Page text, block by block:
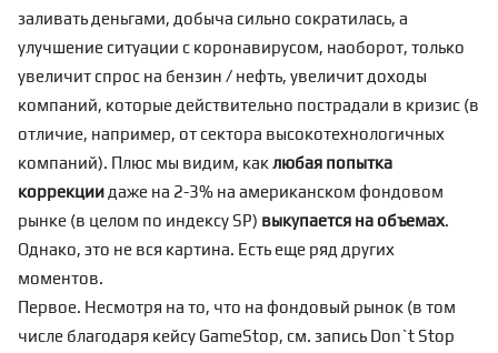
заливать деньгами, добыча сильно сократилась, а
улучшение ситуации с коронавирусом, наоборот, только
увеличит спрос на бензин / нефть, увеличит доходы
компаний, которые действительно пострадали в кризис (в
отличие, например, от сектора высокотехнологичных
компаний). Плюс мы видим, как любая попытка
коррекции даже на 2-3% на американском фондовом
рынке (в целом по индексу SP) выкупается на объемах.
Однако, это не вся картина. Есть еще ряд других
моментов.
Первое. Несмотря на то, что на фондовый рынок (в том
числе благодаря кейсу GameStop, см. запись Don`t Stop